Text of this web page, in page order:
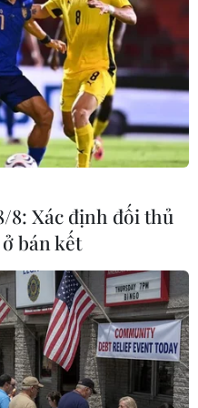
hiệu,
sớm
gió
8: Xác định đối thủ
bán kết